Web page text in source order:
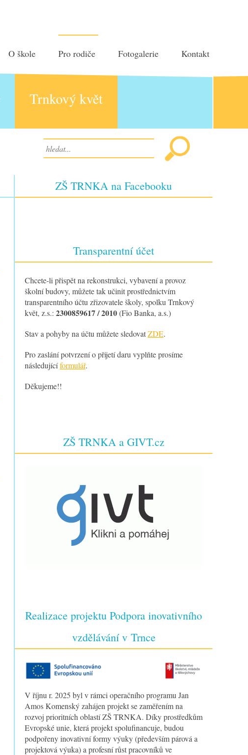
O škole Pro rodiče Fotogalerie Kontakt
Trnkový květ
ZŠ TRNKA na Facebooku
Transparentní účet
Chcete-li přispět na rekonstrukci, vybavení a provoz
školní budovy, můžete tak učinit prostřednictvím
transparentního účtu zřizovatele školy, spolku Trnkový
květ, z.s.: 2300859617 / 2010(Fio Banka, a.s.)
Stav a pohyby na účtu můžete sledovatZDE.
Pro zaslání potvrzení o přijetí daru vyplňte prosíme
následujícíformulář.
Děkujeme!!
ZŠ TRNKA a GIVT.cz
Realizace projektu Podpora inovativního
vzdělávání v Trnce
V říjnu r. 2025 byl v rámci operačního programu Jan
Amos Komenský zahájen projekt se zaměřením na
rozvoj prioritních oblastí ZŠ TRNKA. Díky prostředkům
Evropské unie, která projekt spolufinancuje, budou
podpořeny inovativní formy výuky (především párová a
projektová výuka) a profesní růst pracovníků ve